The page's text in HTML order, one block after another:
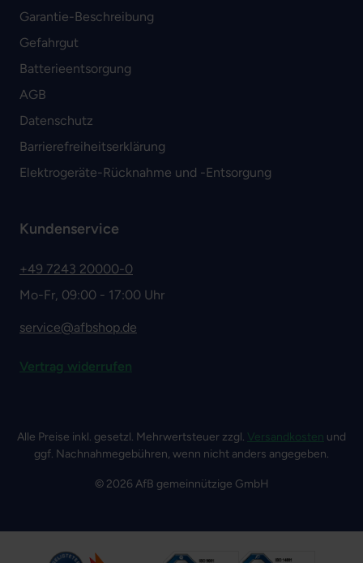
Garantie-Beschreibung
Gefahrgut
Batterieentsorgung
AGB
Datenschutz
Barrierefreiheitserklärung
Elektrogeräte-Rücknahme und -Entsorgung
Kundenservice
+49 7243 20000-0
Mo-Fr, 09:00 - 17:00 Uhr
service@afbshop.de
Vertrag widerrufen
Alle Preise inkl. gesetzl. Mehrwertsteuer zzgl. Versandkosten und
ggf. Nachnahmegebühren, wenn nicht anders angegeben.
© 2026 AfB gemeinnützige GmbH